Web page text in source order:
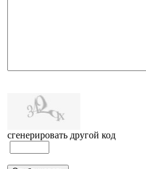
сгенерировать другой код